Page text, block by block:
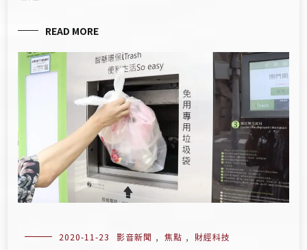
READ MORE
2020-11-23 影音新聞 , 焦點 , 財經科技